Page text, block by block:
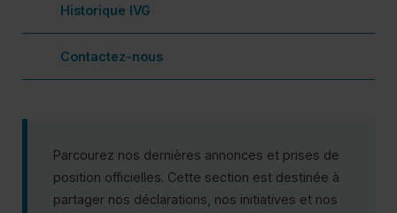
Historique IVG
Contactez-nous
Parcourez nos dernières annonces et prises de
position officielles. Cette section est destinée à
partager nos déclarations, nos initiatives et nos